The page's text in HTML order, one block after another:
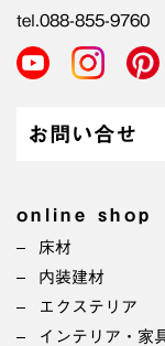
tel.088-855-9760
お問い合せ
online shop
床材
内装建材
エクステリア
インテリア・家